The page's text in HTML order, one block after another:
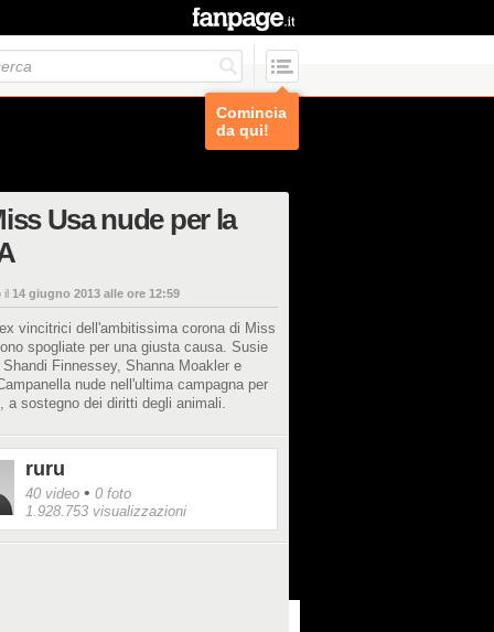
Comincia
da qui!
Usa nude per la
il 14 giugno 2013 alle ore 12:59
vincitrici dell'ambitissima corona di Miss
spogliate per una giusta causa. Susie
Finnessey, Shanna Moakler e
nude nell'ultima campagna per
a sostegno dei diritti degli animali.
ruru
40 video • 0 foto
1.928.753 visualizzazioni